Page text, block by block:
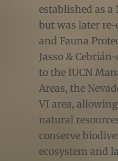
established as a
but was later re-
and Fauna
Jasso &
to the IUCN
Areas, the
VI area,
natural
conserve
ecosystem and